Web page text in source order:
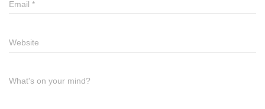
Email *
Website
What's on your mind?